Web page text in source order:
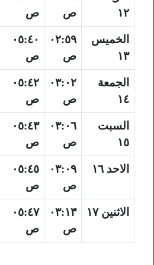
١٢
ص
ص
الخميس
١٣
٠٢:٥٩
ص
٠٥:٤٠
ص
الجمعة
١٤
٠٣:٠٢
ص
٠٥:٤٢
ص
السبت
١٥
٠٣:٠٦
ص
٠٥:٤٣
ص
الاحد ١٦
٠٣:٠٩
ص
٠٥:٤٥
ص
الاثنين ١٧
٠٣:١٣
ص
٠٥:٤٧
ص